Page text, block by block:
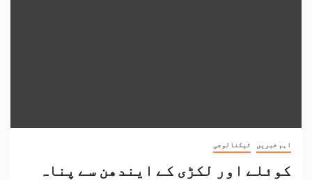
اہم خبریں ٹیکنالوجی
کوئلے اور لکڑی کے ایندھن سے پناہ